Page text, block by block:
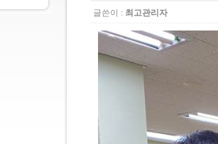
글쓴이 : 최고관리자